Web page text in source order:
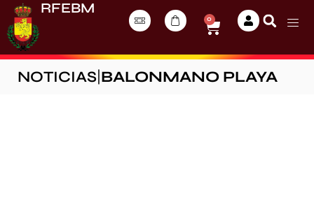
RFEBM
0
NOTICIAS BALONMANO PLAYA